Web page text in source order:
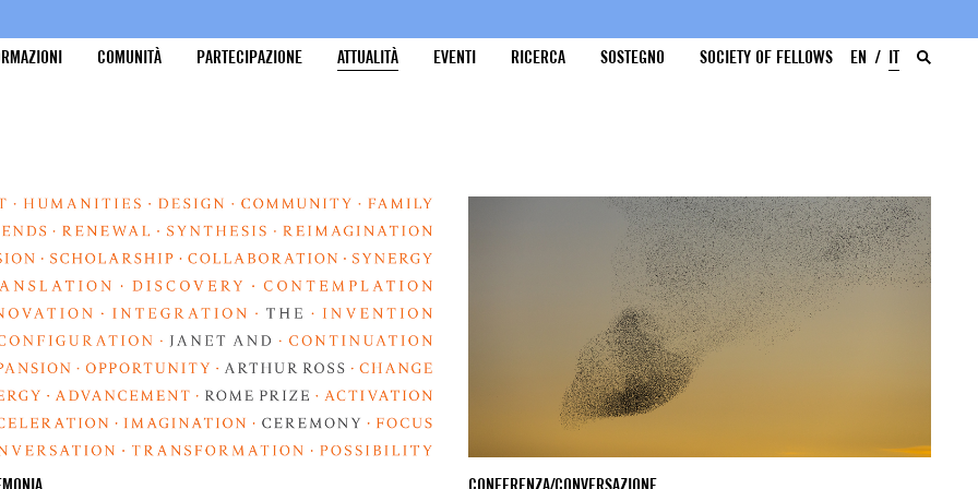
COMUNITÀ PARTECIPAZIONE ATTUALITÀ EVENTI RICERCA SOSTEGNO SOCIETY OF FELLOWS EN IT
CONFERENZA/CONVERSAZIONE